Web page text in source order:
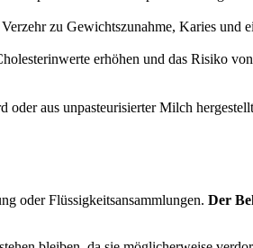
zu Gewichtszunahme, Karies und
erhöhen und das Risiko
aus unpasteurisierter Milch
oder Flüssigkeitsansammlungen. Der